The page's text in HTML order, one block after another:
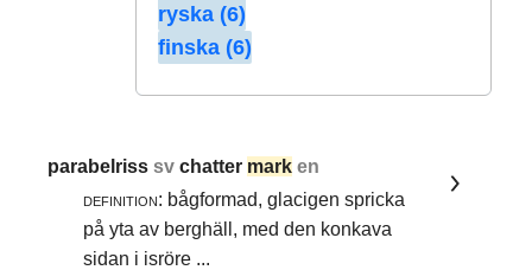
ryska (6)
finska (6)
parabelrisssvchatter mark en
definition: bågformad, glacigen spricka
på yta av berghäll, med den konkava
sidan i isröre ...